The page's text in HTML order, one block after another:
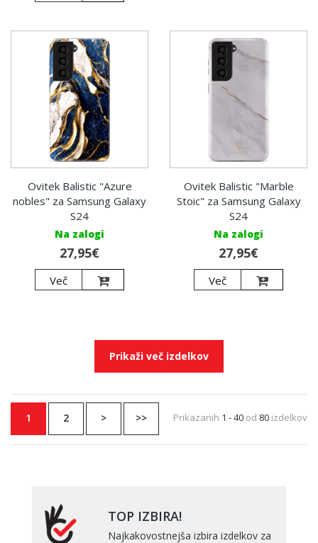
Ovitek Balistic "Azure
nobles" za Samsung Galaxy
S24
Na zalogi
27,95€
Več
Ovitek Balistic "Marble
Stoic" za Samsung Galaxy
S24
Na zalogi
27,95€
Več
Prikaži več izdelkov
1 2 > >> Prikazanih 1 - 40 od 80 izdelkov
TOP IZBIRA!
Najkakovostnejša izbira izdelkov za